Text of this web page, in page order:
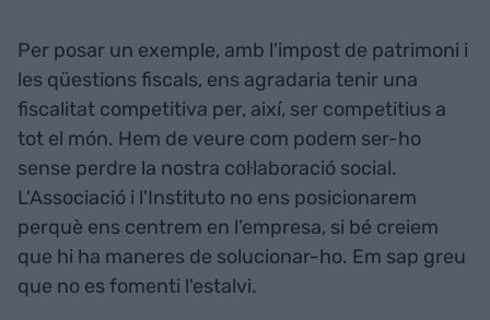
Per posar un exemple, amb l'impost de patrimoni i
les qüestions fiscals, ens agradaria tenir una
fiscalitat competitiva per, així, ser competitius a
tot el món. Hem de veure com podem ser-ho
sense perdre la nostra col·laboració social.
L'Associació i l'Instituto no ens posicionarem
perquè ens centrem en l’empresa, si bé creiem
que hi ha maneres de solucionar-ho. Em sap greu
que no es fomenti l'estalvi.